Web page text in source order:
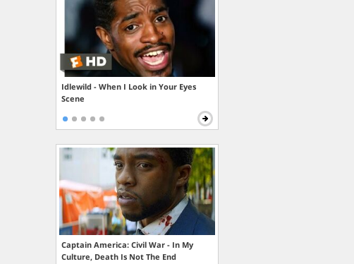
Idlewild - When I Look in Your Eyes
Scene
Captain America: Civil War - In My
Culture, Death Is Not The End